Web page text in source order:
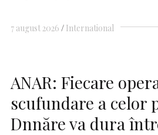
7 august 2026 International
ANAR: Fiecare
scufundare a celor
Dnnăre va dura